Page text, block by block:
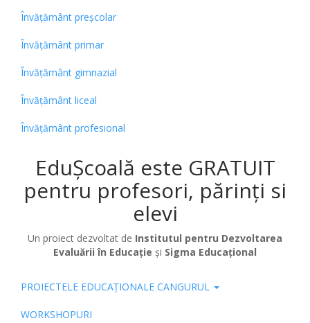
Învățământ preșcolar
Învățământ primar
Învățământ gimnazial
Învățământ liceal
Învățământ profesional
EduȘcoală este GRATUIT
pentru profesori, părinți si
elevi
Un proiect dezvoltat de Institutul pentru Dezvoltarea
Evaluării în Educație și Sigma Educațional
Pub
PROIECTELE EDUCAȚIONALE CANGURUL
WORKSHOPURI